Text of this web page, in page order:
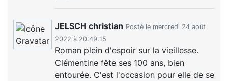
JELSCH christian Posté le mercredi 24 août
2022 à 20:49:15
Roman plein d'espoir sur la vieillesse.
Clémentine fête ses 100 ans, bien
entourée. C'est l'occasion pour elle de se